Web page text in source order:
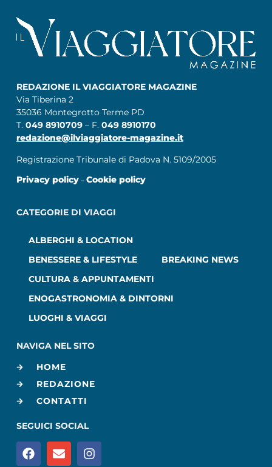
REDAZIONE IL VIAGGIATORE MAGAZINE
Via Tiberina 2
35036 Montegrotto Terme PD
T. 049 8910709 – F. 049 8910170
redazione@ilviaggiatore-magazine.it
Registrazione Tribunale di Padova N. 5109/2005
Privacy policy– Cookie policy
CATEGORIE DI VIAGGI
ALBERGHI & LOCATION
BENESSERE & LIFESTYLE
BREAKING NEWS
CULTURA & APPUNTAMENTI
ENOGASTRONOMIA & DINTORNI
LUOGHI & VIAGGI
NAVIGA NEL SITO
HOME
REDAZIONE
CONTATTI
SEGUICI SOCIAL